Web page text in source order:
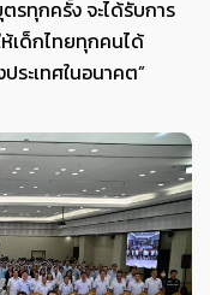
รทุกครั้ง จะได้รับการ
เด็กไทยทุกคนได้
ระเทศในอนาคต”